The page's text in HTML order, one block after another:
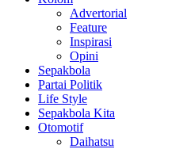
Advertorial
Feature
Inspirasi
Opini
Sepakbola
Partai Politik
Life Style
Sepakbola Kita
Otomotif
Daihatsu